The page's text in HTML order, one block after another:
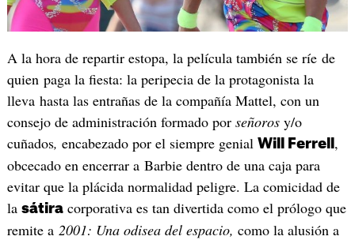
A la hora de repartir estopa, la película también se ríe de
quien paga la fiesta: la peripecia de la protagonista la
lleva hasta las entrañas de la compañía Mattel, con un
consejo de administración formado por señoros y/o
cuñados, encabezado por el siempre genial Will Ferrell ,
obcecado en encerrar a Barbie dentro de una caja para
evitar que la plácida normalidad peligre. La comicidad de
la sátiracorporativa es tan divertida como el prólogo que
remite a 2001: Una odisea del espacio, como la alusión a